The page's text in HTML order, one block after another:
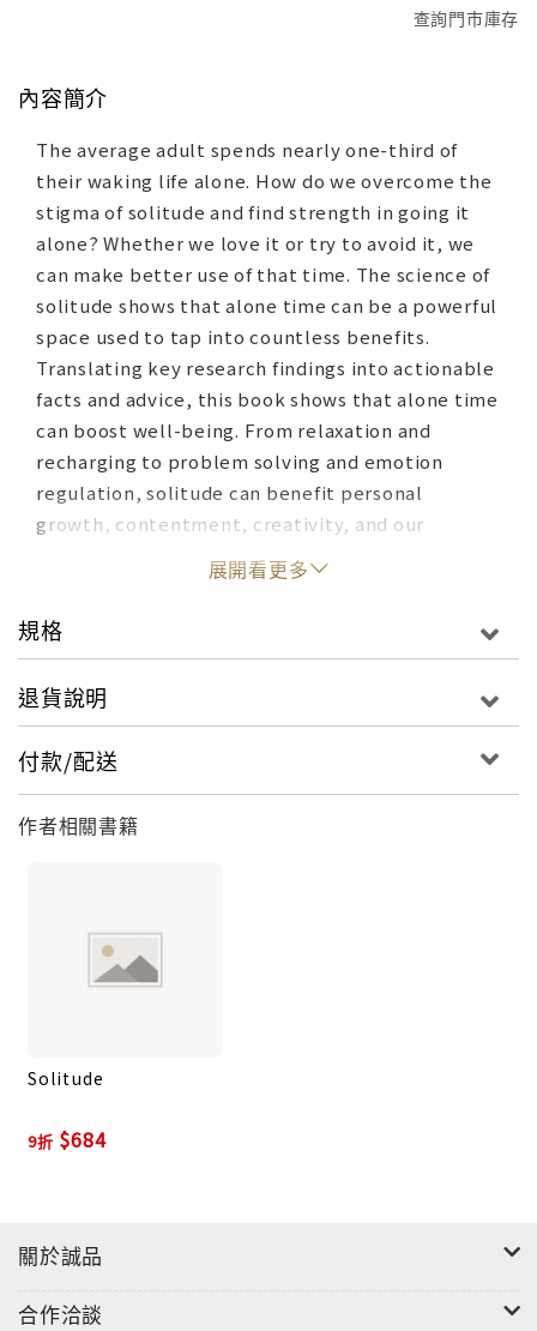
查詢門市庫存
內容簡介
The average adult spends nearly one-third of
their waking life alone. How do we overcome the
stigma of solitude and find strength in going it
alone? Whether we love it or try to avoid it, we
can make better use of that time. The science of
solitude shows that alone time can be a powerful
space used to tap into countless benefits.
Translating key research findings into actionable
facts and advice, this book shows that alone time
can boost well-being. From relaxation and
recharging to problem solving and emotion
regulation, solitude can benefit personal
growth, contentment, creativity, and our
relationships with ourselves and others. Learning
what makes us better at spending time alone can
help us move toward our best possible selves.
展開看更多
規格
退貨說明
付款/配送
作者相關書籍
Solitude
9折 $684
關於誠品
合作洽談